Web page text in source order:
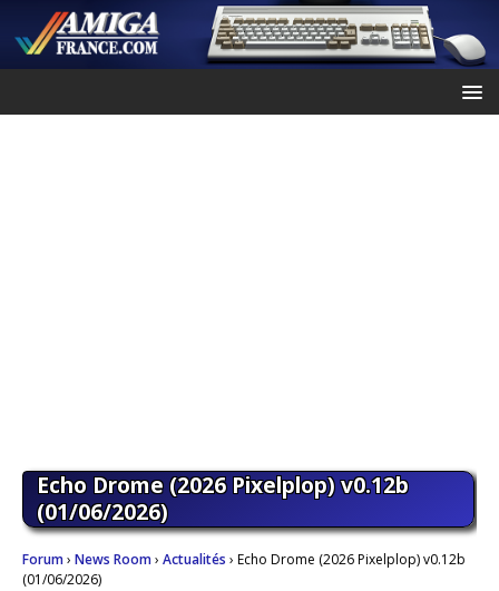
Echo Drome (2026 Pixelplop) v0.12b
(01/06/2026)
Forum› News Room› Actualités › Echo Drome (2026 Pixelplop) v0.12b
(01/06/2026)